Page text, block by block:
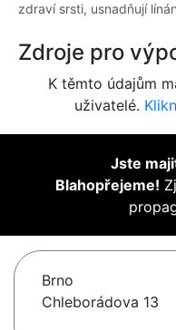
zdraví srsti, usnadňují
Zdroje pro
K těmto údajům
uživatelé.
Jste
Blahopřejeme!
Brno
Chleborádova 13